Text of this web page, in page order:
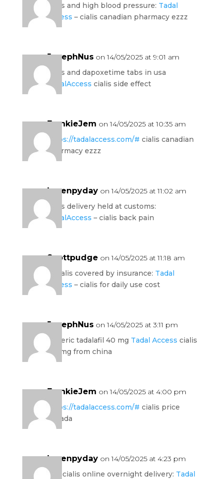
cialis and high blood pressure: Tadal
Access – cialis canadian pharmacy ezzz
JosephNus on 14/05/2025 at 9:01 am
cialis and dapoxetime tabs in usa
TadalAccess cialis side effect
FrankieJem on 14/05/2025 at 10:35 am
https://tadalaccess.com/# cialis canadian
pharmacy ezzz
Lorenpyday on 14/05/2025 at 11:02 am
cialis delivery held at customs:
TadalAccess – cialis back pain
Scottpudge on 14/05/2025 at 11:18 am
is cialis covered by insurance: Tadal
Access – cialis for daily use cost
JosephNus on 14/05/2025 at 3:11 pm
generic tadalafil 40 mg Tadal Access cialis
100mg from china
FrankieJem on 14/05/2025 at 4:00 pm
https://tadalaccess.com/# cialis price
canada
Lorenpyday on 14/05/2025 at 4:23 pm
buy cialis online overnight delivery: Tadal